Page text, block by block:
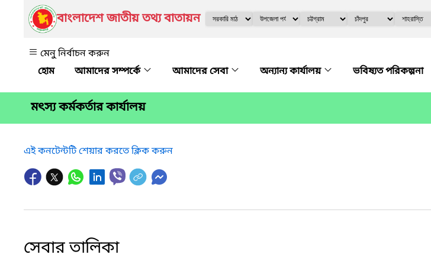
বাংলাদেশ জাতীয় তথ্য বাতায়ন
মেনু নির্বাচন করুন
আমাদের সম্পর্কে
আমাদের সেবা অন্যান্য কার্যালয় ভবিষ্যত পরিকল্পনা
মৎস্য কর্মকর্তার কার্যালয়
এই কনটেন্টটি শেয়ার করতে ক্লিক করুন
সেবার তালিকা